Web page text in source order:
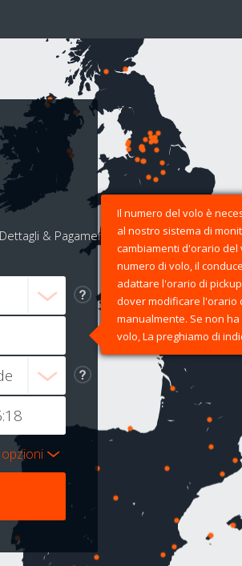
Dettagli & Pagamento
Il numero del volo è
al nostro sistema di
cambiamenti d'orario del
numero di volo, il
adattare l'orario di
dover modificare l'orario
manualmente. Se non
volo, La preghiamo di